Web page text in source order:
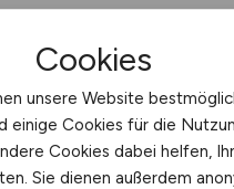
Ihrer
mit der richtigen
Eine fundierte
Fachkräfte im
Cookies
unsere Website
einige Cookies für die
Cookies dabei helfen,
Sie dienen außerdem